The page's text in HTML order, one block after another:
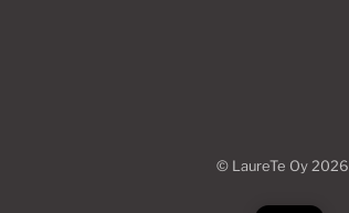
© LaureTe Oy2026